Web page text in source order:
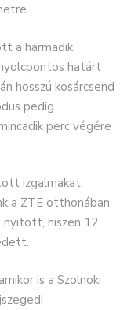
a harmadik
határt
hosszú kosárcsend
pedig
perc végére
izgalmakat,
a ZTE otthonában
nyitott, hiszen 12
is a Szolnoki